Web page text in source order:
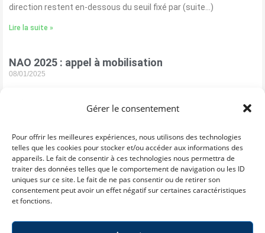
Gérer le consentement
Pour offrir les meilleures expériences, nous utilisons des technologies
telles que les cookies pour stocker et/ou accéder aux informations des
appareils. Le fait de consentir à ces technologies nous permettra de
traiter des données telles que le comportement de navigation ou les ID
uniques sur ce site. Le fait de ne pas consentir ou de retirer son
consentement peut avoir un effet négatif sur certaines caractéristiques
et fonctions.
direction restent en-dessous du seuil fixé par (suite…)
Lire la suite »
NAO 2025 : appel à mobilisation
08/01/2025
à tester la motivation des salariés à la mobilisation ! Le respect
Lire la suite »
Syndicat
Personnel
Publications
Actualités
Nous
découvrir
Qui nous
Nos valeurs
Infos légales
Conditions
confidentialité